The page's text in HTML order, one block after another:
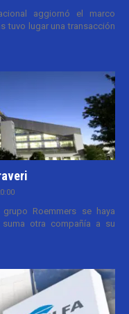
aggiornó el marco
tuvo lugar una transacción
Roemmers se haya
otra compañía a su